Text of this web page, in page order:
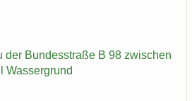
der Bun­des­stra­ße B 98 zwi­schen
Was­ser­grund